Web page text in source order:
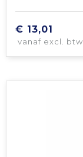
€ 13,01
vanaf excl. btw